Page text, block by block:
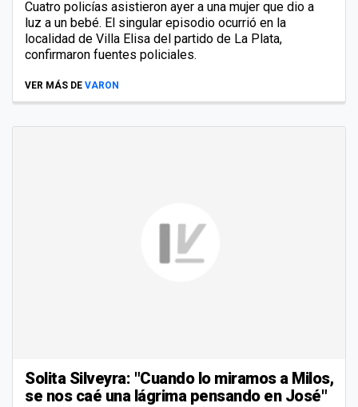
Cuatro policías asistieron ayer a una mujer que dio a
luz a un bebé. El singular episodio ocurrió en la
localidad de Villa Elisa del partido de La Plata,
confirmaron fuentes policiales.
VER MÁS DE VARON
Solita Silveyra: "Cuando lo miramos a Milos,
se nos caé una lágrima pensando en José"